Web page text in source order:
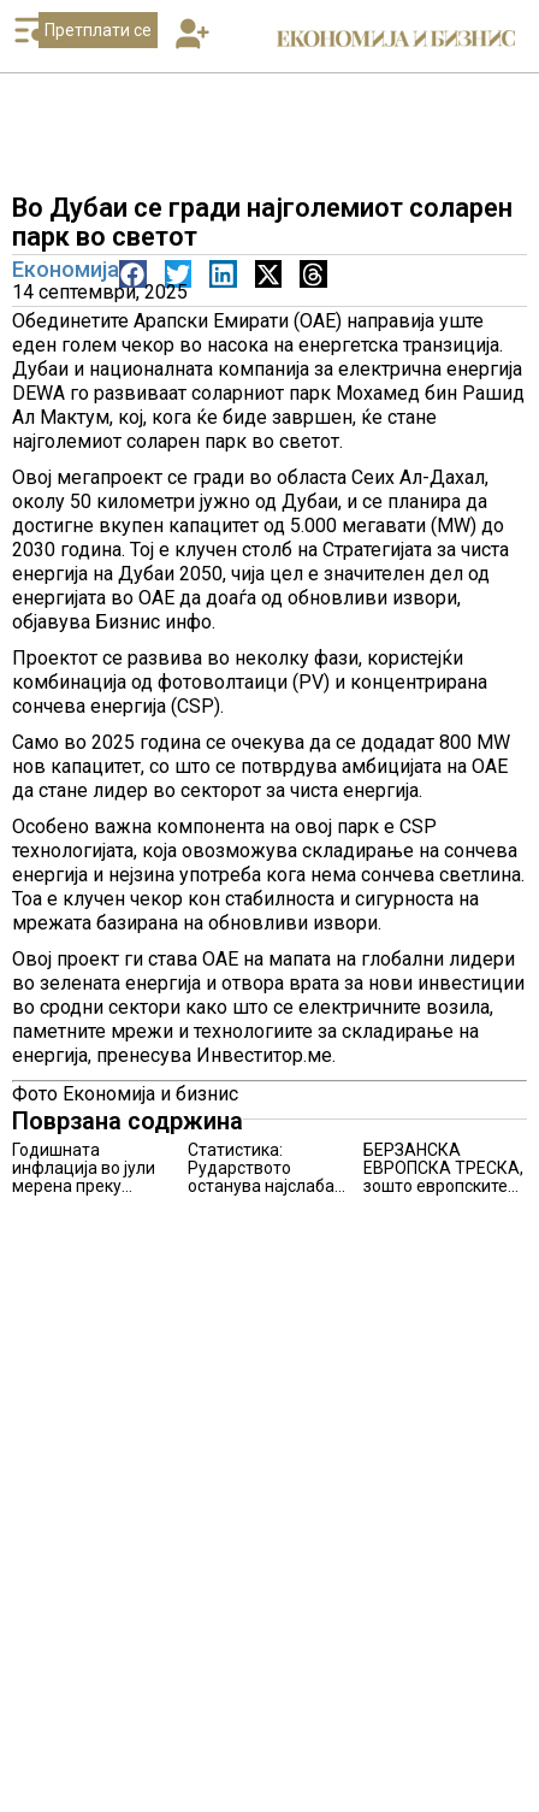
Претплати се
Во Дубаи се гради најголемиот соларен
парк во светот
Економија
14 септември, 2025
Обединетите Арапски Емирати (ОАЕ) направија уште
еден голем чекор во насока на енергетска транзиција.
Дубаи и националната компанија за електрична енергија
DEWA го развиваат соларниот парк Мохамед бин Рашид
Ал Мактум, кој, кога ќе биде завршен, ќе стане
најголемиот соларен парк во светот.
Овој мегапроект се гради во областа Сеих Ал-Дахал,
околу 50 километри јужно од Дубаи, и се планира да
достигне вкупен капацитет од 5.000 мегавати (MW) до
2030 година. Тој е клучен столб на Стратегијата за чиста
енергија на Дубаи 2050, чија цел е значителен дел од
енергијата во ОАЕ да доаѓа од обновливи извори,
објавува Бизнис инфо.
Проектот се развива во неколку фази, користејќи
комбинација од фотоволтаици (PV) и концентрирана
сончева енергија (CSP).
Само во 2025 година се очекува да се додадат 800 MW
нов капацитет, со што се потврдува амбицијата на ОАЕ
да стане лидер во секторот за чиста енергија.
Особено важна компонента на овој парк е CSP
технологијата, која овозможува складирање на сончева
енергија и нејзина употреба кога нема сончева светлина.
Тоа е клучен чекор кон стабилноста и сигурноста на
мрежата базирана на обновливи извори.
Овој проект ги става ОАЕ на мапата на глобални лидери
во зелената енергија и отвора врата за нови инвестиции
во сродни сектори како што се електричните возила,
паметните мрежи и технологиите за складирање на
енергија, пренесува Инвеститор.ме.
Фото Економија и бизнис
Поврзана содржина
Годишната
инфлација во јули
мерена преку
Статистика:
Рударството
останува најслаба
БЕРЗАНСКА
ЕВРОПСКА ТРЕСКА,
зошто европските